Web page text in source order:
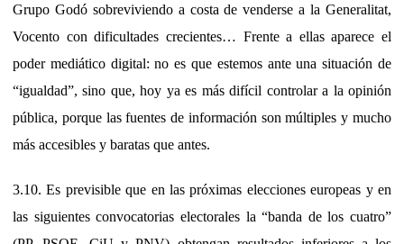
Grupo Godó sobreviviendo a costa de venderse a la Generalitat,
Vocento con dificultades crecientes… Frente a ellas aparece el
poder mediático digital: no es que estemos ante una situación de
“igualdad”, sino que, hoy ya es más difícil controlar a la opinión
pública, porque las fuentes de información son múltiples y mucho
más accesibles y baratas que antes.
3.10. Es previsible que en las próximas elecciones europeas y en
las siguientes convocatorias electorales la “banda de los cuatro”